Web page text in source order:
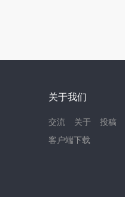
关于我们
交流 关于
投稿
客户端下载